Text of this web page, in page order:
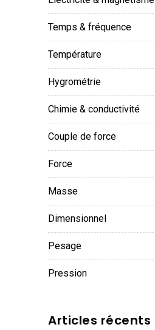
temps & fréquence
température
hygrométrie
chimie & conductivité
couple de force
force
masse
dimensionnel
pesage
pression
Articles récents